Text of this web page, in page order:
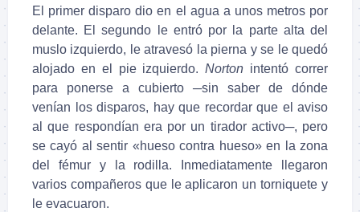
El primer disparo dio en el agua a unos metros por
delante. El segundo le entró por la parte alta del
muslo izquierdo, le atravesó la pierna y se le quedó
alojado en el pie izquierdo.Norton intentó correr
para ponerse a cubierto ─sin saber de dónde
venían los disparos, hay que recordar que el aviso
al que respondían era por un tirador activo─, pero
se cayó al sentir «hueso contra hueso» en la zona
del fémur y la rodilla. Inmediatamente llegaron
varios compañeros que le aplicaron un torniquete y
le evacuaron.